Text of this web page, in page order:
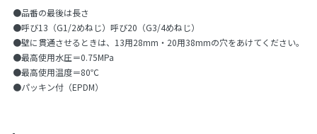
●品番の最後は長さ
●呼び13（G1/2めねじ）呼び20（G3/4めねじ）
●壁に貫通させるときは、13用28mm・20用38mmの穴をあけてください。
●最高使用水圧＝0.75MPa
●最高使用温度＝80℃
●パッキン付（EPDM）